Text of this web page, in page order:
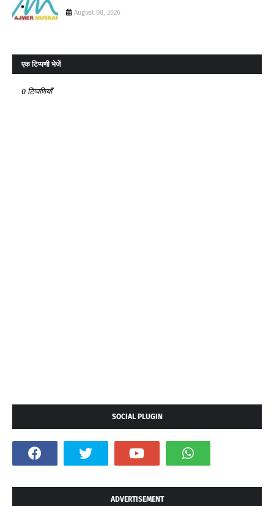
August 08, 2026
एक टिप्पणी भेजें
0 टिप्पणियाँ
SOCIAL PLUGIN
ADVERTISEMENT